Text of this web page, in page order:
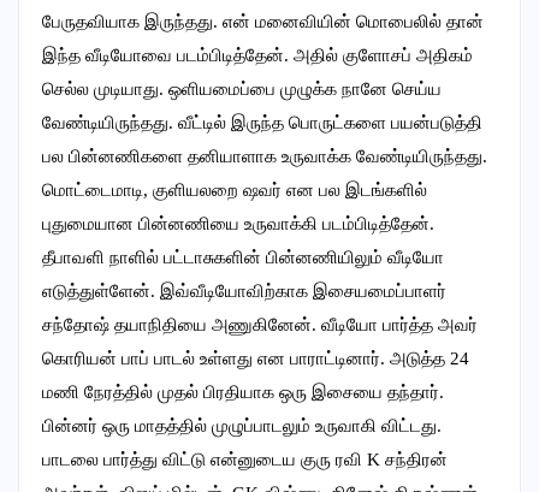
பேருதவியாக இருந்தது. என் மனைவியின் மொபைலில் தான்
இந்த வீடியோவை படம்பிடித்தேன். அதில் குளோசப் அதிகம்
செல்ல முடியாது. ஒளியமைப்பை முழுக்க நானே செய்ய
வேண்டியிருந்தது. வீட்டில் இருந்த பொருட்களை பயன்படுத்தி
பல பின்னணிகளை தனியாளாக உருவாக்க வேண்டியிருந்தது.
மொட்டைமாடி, குளியலறை ஷவர் என பல இடங்களில்
புதுமையான பின்னணியை உருவாக்கி படம்பிடித்தேன்.
தீபாவளி நாளில் பட்டாசுகளின் பின்னணியிலும் வீடியோ
எடுத்துள்ளேன். இவ்வீடியோவிற்காக இசையமைப்பாளர்
சந்தோஷ் தயாநிதியை அணுகினேன். வீடியோ பார்த்த அவர்
கொரியன் பாப் பாடல் உள்ளது என பாராட்டினார். அடுத்த 24
மணி நேரத்தில் முதல் பிரதியாக ஒரு இசையை தந்தார்.
பின்னர் ஒரு மாதத்தில் முழுப்பாடலும் உருவாகி விட்டது.
பாடலை பார்த்து விட்டு என்னுடைய குரு ரவி K சந்திரன்